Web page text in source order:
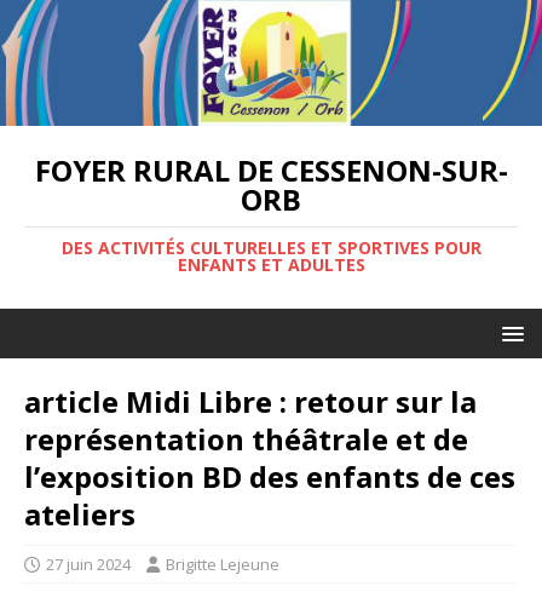
FOYER RURAL DE CESSENON-SUR-
ORB
DES ACTIVITÉS CULTURELLES ET SPORTIVES POUR
ENFANTS ET ADULTES
article Midi Libre : retour sur la
représentation théâtrale et de
l’exposition BD des enfants de ces
ateliers
27 juin 2024 Brigitte Lejeune